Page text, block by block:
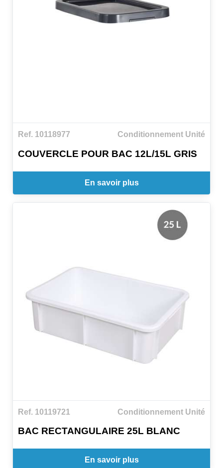
Ref. 10118977 Conditionnement Unité
COUVERCLE POUR BAC 12L/15L GRIS
En savoir plus
Ref. 10119721 Conditionnement Unité
BAC RECTANGULAIRE 25L BLANC
En savoir plus